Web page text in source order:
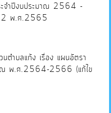
จำปีงบประมาณ 2564 -
2 พ.ศ.2565
นตำบลแก้ง เรื่อง แผนอัตรา
ณ พ.ศ.2564-2566 (แก้ไข